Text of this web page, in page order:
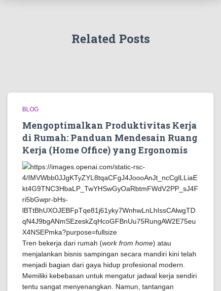
Related Posts
BLOG
Mengoptimalkan Produktivitas Kerja
di Rumah: Panduan Mendesain Ruang
Kerja (Home Office) yang Ergonomis
Tren bekerja dari rumah (work from home) atau
menjalankan bisnis sampingan secara mandiri kini telah
menjadi bagian dari gaya hidup profesional modern.
Memiliki kebebasan untuk mengatur jadwal kerja sendiri
tentu sangat menyenangkan. Namun, tantangan